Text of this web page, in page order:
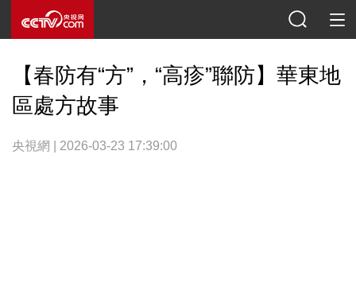
【春防有“方”，“高疹”聯防】華東地
區處方故事
央視網 | 2026-03-23 17:39:00